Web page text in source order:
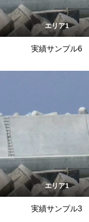
エリア1
実績サンプル6
エリア1
実績サンプル3